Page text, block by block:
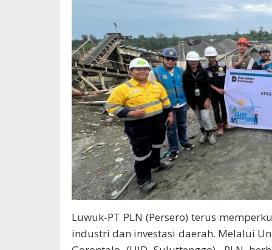
Luwuk-PT PLN (Persero) terus
industri dan investasi daerah. Melalui